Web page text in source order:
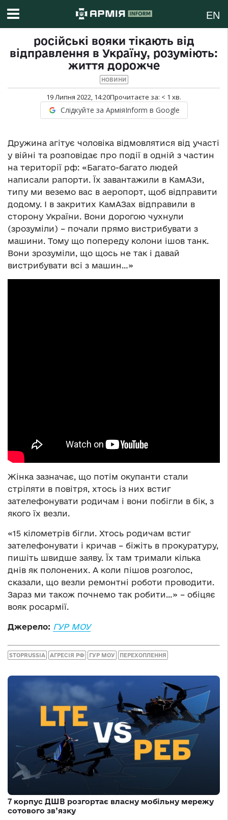
EN
російські вояки тікають від
відправлення в Україну, розуміють:
життя дорожче
НОВИНИ
19 Липня 2022, 14:20Прочитаєте за: < 1 хв.
Слідкуйте за АрміяInform в Google
Дружина агітує чоловіка відмовлятися від участі
у війні та розповідає про події в одній з частин
на території рф: «Багато-багато людей
написали рапорти. Їх завантажили в КамАЗи,
типу ми веземо вас в аеропорт, щоб відправити
додому. І в закритих КамАЗах відправили в
сторону України. Вони дорогою чухнули
(зрозуміли) – почали прямо вистрибувати з
машини. Тому що попереду колони ішов танк.
Вони зрозуміли, що щось не так і давай
вистрибувати всі з машин…»
Жінка зазначає, що потім окупанти стали
стріляти в повітря, хтось із них встиг
зателефонувати родичам і вони побігли в бік, з
якого їх везли.
«15 кілометрів бігли. Хтось родичам встиг
зателефонувати і кричав – біжіть в прокуратуру,
пишіть швидше заяву. Їх там тримали кілька
днів як полонених. А коли пішов розголос,
сказали, що везли ремонтні роботи проводити.
Зараз ми також почнемо так робити…» – обіцяє
вояк росармії.
Джерело: ГУР МОУ
STOPRUSSIA АГРЕСІЯ РФ ГУР МОУ ПЕРЕХОПЛЕННЯ
7 корпус ДШВ розгортає власну мобільну мережу
сотового зв’язку